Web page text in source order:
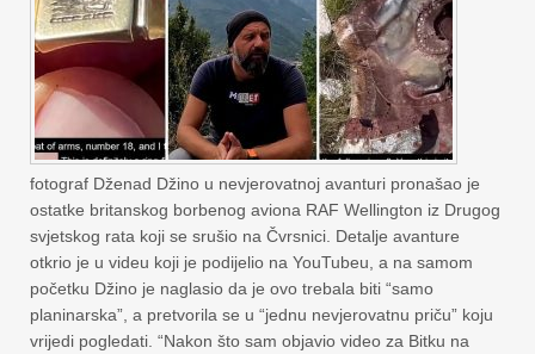
fotograf Dženad Džino u nevjerovatnoj avanturi pronašao je
ostatke britanskog borbenog aviona RAF Wellington iz Drugog
svjetskog rata koji se srušio na Čvrsnici. Detalje avanture
otkrio je u videu koji je podijelio na YouTubeu, a na samom
početku Džino je naglasio da je ovo trebala biti “samo
planinarska”, a pretvorila se u “jednu nevjerovatnu priču” koju
vrijedi pogledati. “Nakon što sam objavio video za Bitku na